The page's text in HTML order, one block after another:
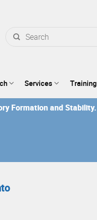
for:
Services Training
Formation and Stability.